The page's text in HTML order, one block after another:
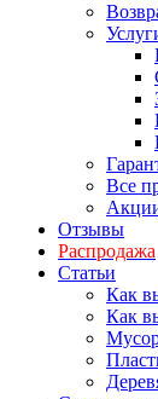
Все
Отзывы
Распродажа
Статьи
Как
Как